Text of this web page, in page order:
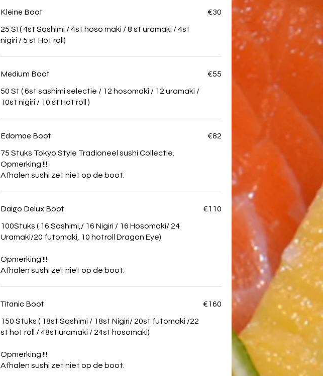
Kleine Boot
25 St( 4st Sashimi / 4st hoso maki / 8 st uramaki / 4st
nigiri / 5 st Hot roll)
€30
Medium Boot
50 St ( 6st sashimi selectie / 12 hosomaki / 12 uramaki /
10st nigiri / 10 st Hot roll )
€55
Edomae Boot
75 Stuks Tokyo Style Tradioneel sushi Collectie.
Opmerking !!!
€82
Daigo Delux Boot
100Stuks ( 16 Sashimi,/ 16 Nigiri / 16 Hosomaki/ 24
Uramaki/20 futomaki, 10 hotroll Dragon Eye)
Opmerking !!!
€110
Titanic Boot
150 Stuks ( 18st Sashimi / 18st Nigiri/ 20st futomaki /22
st hot roll / 48st uramaki / 24st hosomaki)
Opmerking !!!
€160